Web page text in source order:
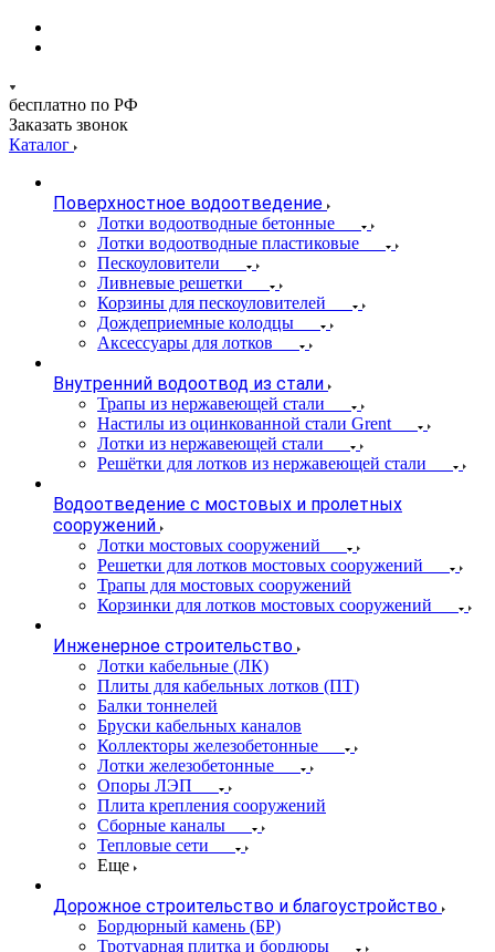
бесплатно по РФ
Заказать звонок
Каталог
Поверхностное водоотведение
Лотки водоотводные бетонные
Лотки водоотводные пластиковые
Пескоуловители
Ливневые решетки
Корзины для пескоуловителей
Дождеприемные колодцы
Аксессуары для лотков
Внутренний водоотвод из стали
Трапы из нержавеющей стали
Настилы из оцинкованной стали Grent
Лотки из нержавеющей стали
Решётки для лотков из нержавеющей стали
Водоотведение с мостовых и пролетных
сооружений
Лотки мостовых сооружений
Решетки для лотков мостовых сооружений
Трапы для мостовых сооружений
Корзинки для лотков мостовых сооружений
Инженерное строительство
Лотки кабельные (ЛК)
Плиты для кабельных лотков (ПТ)
Балки тоннелей
Бруски кабельных каналов
Коллекторы железобетонные
Лотки железобетонные
Опоры ЛЭП
Плита крепления сооружений
Сборные каналы
Тепловые сети
Еще
Дорожное строительство и благоустройство
Бордюрный камень (БР)
Тротуарная плитка и бордюры